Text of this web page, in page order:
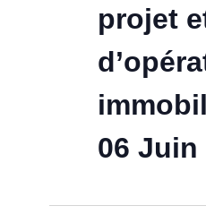
projet
06 Juin